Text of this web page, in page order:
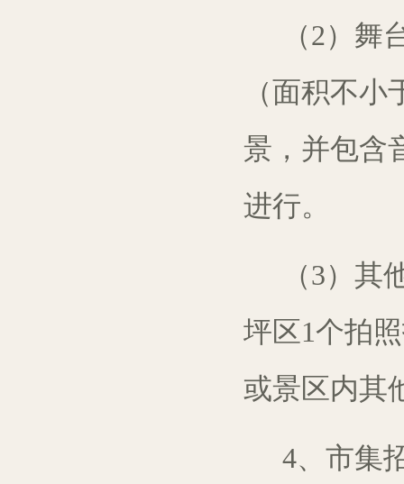
（2）舞
（ 面积不小
景 ， 并包含
进行。
（3） 其
坪区1个拍照
或景 区内其
4、市集